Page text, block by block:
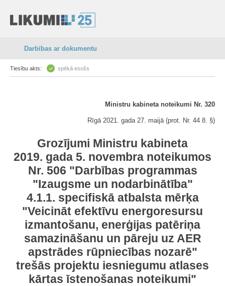
Darbības ar dokumentu
Tiesību akts: spēkā esošs
Ministru kabineta noteikumi Nr. 320
Rīgā 2021. gada 27. maijā (prot. Nr. 44 8. §)
Grozījumi Ministru kabineta
2019. gada 5. novembra noteikumos
Nr. 506 "Darbības programmas
"Izaugsme un nodarbinātība"
4.1.1. specifiskā atbalsta mērķa
"Veicināt efektīvu energoresursu
izmantošanu, enerģijas patēriņa
samazināšanu un pāreju uz AER
apstrādes rūpniecības nozarē"
trešās projektu iesniegumu atlases
kārtas īstenošanas noteikumi"